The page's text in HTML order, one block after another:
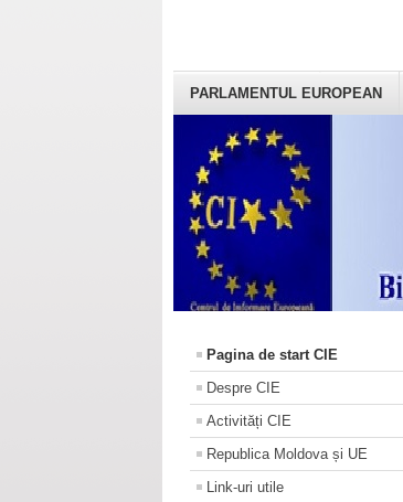
PARLAMENTUL EUROPEAN
Pagina de start CIE
Despre CIE
Activități CIE
Republica Moldova și UE
Link-uri utile